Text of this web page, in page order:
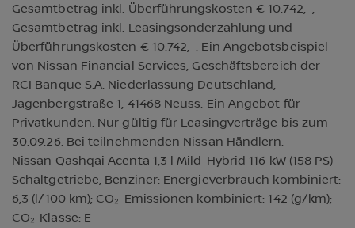
Gesamtbetrag inkl. Überführungskosten € 10.742,–,
Gesamtbetrag inkl. Leasingsonderzahlung und
Überführungskosten € 10.742,–. Ein Angebotsbeispiel
von Nissan Financial Services, Geschäftsbereich der
RCI Banque S.A. Niederlassung Deutschland,
Jagenbergstraße 1, 41468 Neuss. Ein Angebot für
Privatkunden. Nur gültig für Leasingverträge bis zum
30.09.26. Bei teilnehmenden Nissan Händlern.
Nissan Qashqai Acenta 1,3 l Mild-Hybrid 116 kW (158 PS)
Schaltgetriebe, Benziner: Energieverbrauch kombiniert:
6,3 (l/100 km); CO₂-Emissionen kombiniert: 142 (g/km);
CO₂-Klasse: E